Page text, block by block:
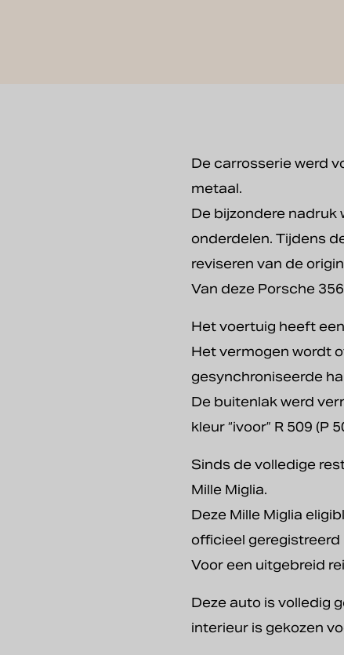
De carrosserie werd
metaal.
De bijzondere nadruk
onderdelen. Tijdens
reviseren van de
Van deze Porsche
Het voertuig heeft
Het vermogen wordt
gesynchroniseerde
De buitenlak werd
kleur “ivoor” R 509 (P
Sinds de volledige
Mille Miglia.
Deze Mille Miglia
officieel geregistreerd
Voor een uitgebreid
Deze auto is volledig
interieur is gekozen